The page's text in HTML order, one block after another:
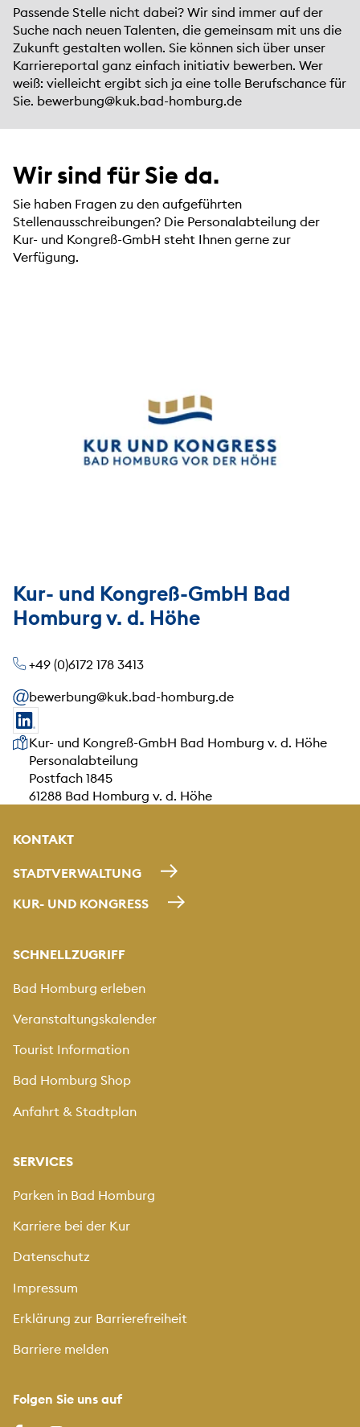
Passende Stelle nicht dabei? Wir sind immer auf der
Suche nach neuen Talenten, die gemeinsam mit uns die
Zukunft gestalten wollen. Sie können sich über unser
Karriereportal ganz einfach initiativ bewerben. Wer
weiß: vielleicht ergibt sich ja eine tolle Berufschance für
Sie. bewerbung@kuk.bad-homburg.de
Wir sind für Sie da.
Sie haben Fragen zu den aufgeführten
Stellenausschreibungen? Die Personalabteilung der
Kur- und Kongreß-GmbH steht Ihnen gerne zur
Verfügung.
Kur- und Kongreß-GmbH Bad
Homburg v. d. Höhe
+49 (0)6172 178 3413
bewerbung@kuk.bad-homburg.de
Unsere Anschrift
Kur- und Kongreß-GmbH Bad Homburg v. d. Höhe
Personalabteilung
Postfach 1845
61288 Bad Homburg v. d. Höhe
KONTAKT
STADTVERWALTUNG
KUR- UND KONGRESS
SCHNELLZUGRIFF
Bad Homburg erleben
Veranstaltungskalender
Tourist Information
Bad Homburg Shop
Anfahrt & Stadtplan
SERVICES
Parken in Bad Homburg
Karriere bei der Kur
Datenschutz
Impressum
Erklärung zur Barrierefreiheit
Barriere melden
Folgen Sie uns auf